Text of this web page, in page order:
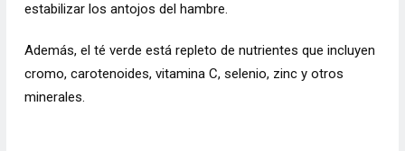
estabilizar los antojos del hambre.
Además, el té verde está repleto de nutrientes que incluyen
cromo, carotenoides, vitamina C, selenio, zinc y otros
minerales.